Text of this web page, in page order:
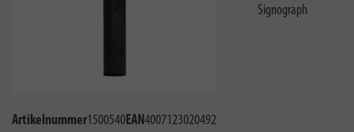
Artikelnummer1500540EAN4007123020492
Signograph